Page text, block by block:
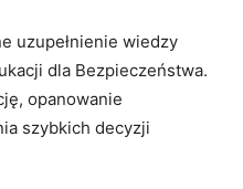
uzupełnienie wiedzy
dla Bezpieczeństwa.
opanowanie
szybkich decyzji